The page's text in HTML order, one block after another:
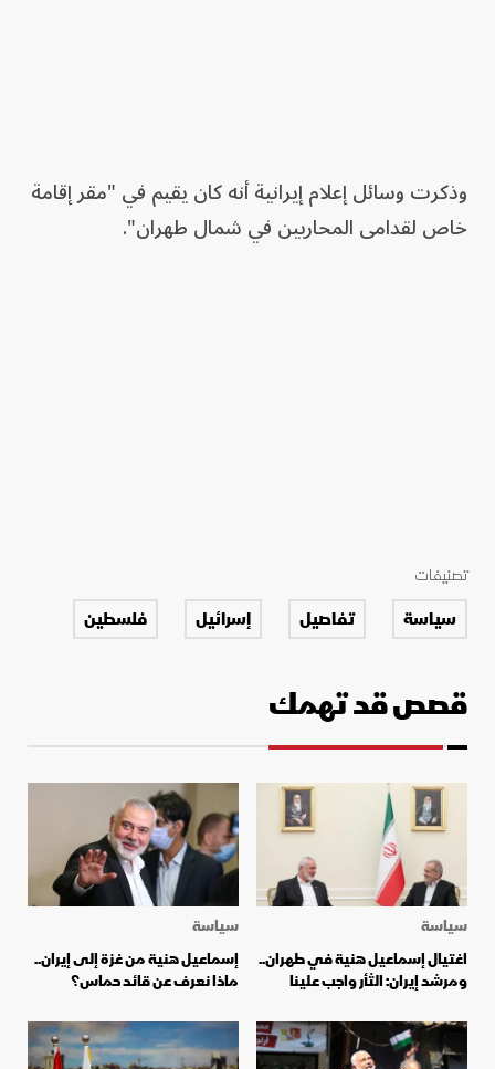
وذكرت وسائل إعلام إيرانية أنه كان يقيم في "مقر إقامة
خاص لقدامى المحاربين في شمال طهران".
تصنيفات
سياسة تفاصيل إسرائيل فلسطين
قصص قد تهمك
سياسة
اغتيال إسماعيل هنية في طهران..
ومرشد إيران: الثأر واجب علينا
سياسة
إسماعيل هنية من غزة إلى إيران..
ماذا نعرف عن قائد حماس؟